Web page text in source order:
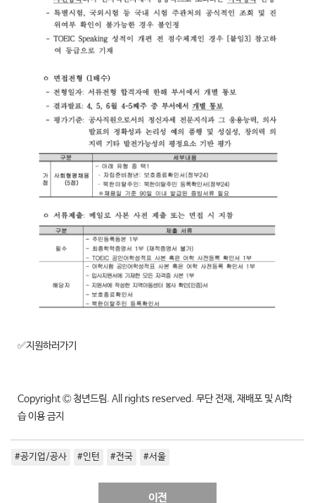
✅지원하러가기
Copyright Ⓒ 청년드림. All rights reserved. 무단 전재, 재배포 및 AI학
습 이용 금지
#공기업/공사 #인턴 #전국 #서울
이전